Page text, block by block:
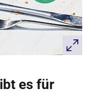
es für